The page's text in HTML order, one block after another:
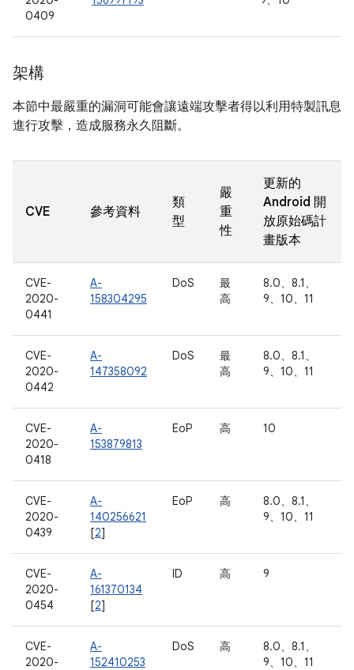
0409
架構
本節中最嚴重的漏洞可能會讓遠端攻擊者得以利用特製訊息
進行攻擊，造成服務永久阻斷。
CVE 參考資料
類
型
嚴
重
性
更新的
Android 開
放原始碼計
畫版本
CVE-
2020-
0441
A-
158304295
DoS
最
高
8.0、8.1、
9、10、11
CVE-
2020-
0442
A-
147358092
DoS
最
高
8.0、8.1、
9、10、11
CVE-
2020-
0418
A-
153879813
EoP 高 10
CVE-
2020-
0439
A-
140256621
[2]
EoP 高
8.0、8.1、
9、10、11
CVE-
2020-
0454
A-
161370134
[2]
ID 高 9
CVE-
2020-
A-
152410253
DoS 高
8.0、8.1、
9、10、11